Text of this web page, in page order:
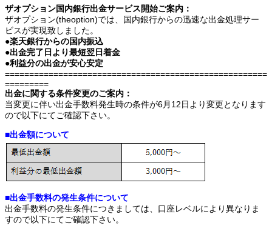
ザオプション国内銀行出金サービス開始ご案内：
ザオプション(theoption)では、国内銀行からの迅速な出金処理サー
ビスが実現致しました。
●楽天銀行からの国内振込
●出金完了日より最短翌日着金
●利益分の出金が安心安定
======================================================
=========
出金に関する条件変更のご案内：
当変更に伴い出金手数料発生時の条件が6月12日より変更となります
ので以下にてご確認下さい。
■出金額について
■出金手数料の発生条件について
出金手数料の発生条件につきましては、口座レベルにより異なりま
すので以下にてご確認下さい。